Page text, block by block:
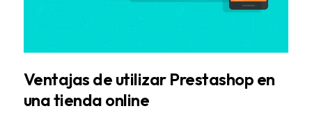
Ventajas de utilizar Prestashop en
una tienda online